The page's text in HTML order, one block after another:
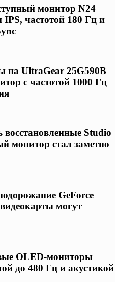
монитор N24
частотой 180 Гц и
на UltraGear 25G590B
с частотой 1000 Гц
восстановленные Studio
монитор стал заметно
GeForce
могут
OLED-мониторы
до 480 Гц и акустикой